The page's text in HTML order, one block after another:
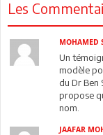
Les
MOHAMED
Un
modèle
du Dr Ben
propose
nom.
JAAFAR